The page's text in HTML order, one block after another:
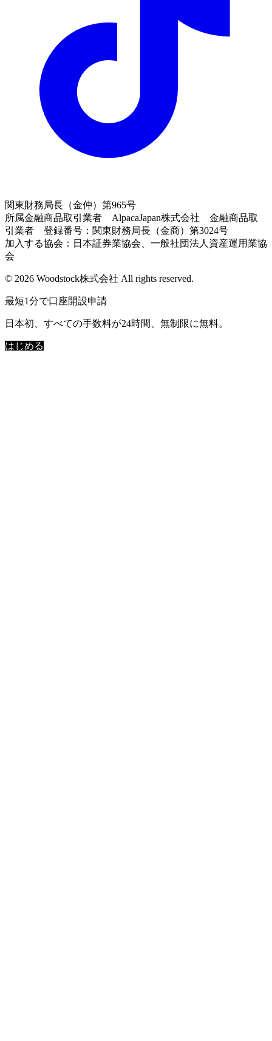
関東財務局長（金仲）第965号
所属金融商品取引業者 AlpacaJapan株式会社 金融商品取
引業者 登録番号：関東財務局長（金商）第3024号
加入する協会：日本証券業協会、一般社団法人資産運用業協
会
© 2026 Woodstock株式会社 All rights reserved.
最短1分で口座開設申請
日本初、すべての手数料が24時間、無制限に無料。
はじめる